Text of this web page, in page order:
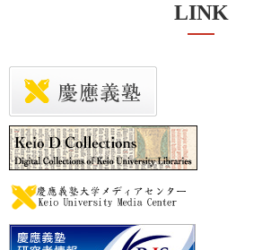
LINK